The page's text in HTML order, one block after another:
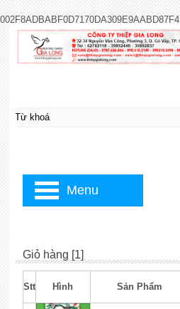
002F8ADBABF0D7170DA309E9AABD87F4
Giỏ hàng [1]
Stt Hình Sản Phẩm
Menu